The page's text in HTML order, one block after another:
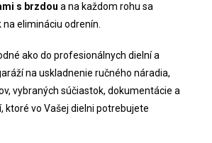
s brzdou a na každom rohu sa
elimináciu odrenín.
ako do profesionálnych dielní a
na uskladnenie ručného náradia,
vybraných súčiastok, dokumentácie a
ktoré vo Vašej dielni potrebujete